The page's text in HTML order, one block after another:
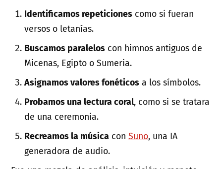
Identificamos repeticiones como si fueran
versos o letanías.
Buscamos paralelos con himnos antiguos de
Micenas, Egipto o Sumeria.
Asignamos valores fonéticos a los símbolos.
Probamos una lectura coral, como si se tratara
de una ceremonia.
Recreamos la música conSuno, una IA
generadora de audio.